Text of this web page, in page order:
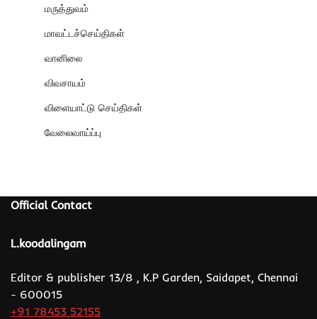
மருத்துவம்
மாவட்டச்செய்திகள்
வானிலை
விவசாயம்
விளையாட்டு செய்திகள்
வேலைவாய்ப்பு
Official Contact
L.koodalingam
Editor & publisher 13/8 , K.P Garden, Saidapet, Chennai
- 600015
+91 78453 52155